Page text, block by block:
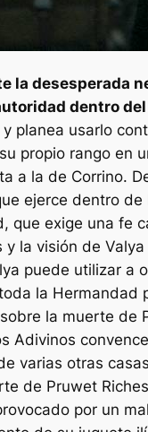
la desesperada
dentro
y planea usarlo
propio rango en
a la de Corrino.
ejerce dentro de
que exige una fe
y la visión de Valya
puede utilizar a
la Hermandad
la muerte de
Adivinos
varias otras
de Pruwet
por un mal